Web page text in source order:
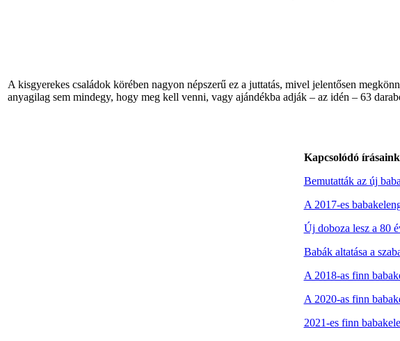
A kisgyerekes családok körében nagyon népszerű ez a juttatás, mivel jelentősen
anyagilag sem mindegy, hogy meg kell venni, vagy ajándékba adják ‒ az idén ‒ 63
Kapcsolódó
Bemutatták az új
A 2017-es
Új doboza lesz a 80
Babák altatása a
A 2018-as finn
A 2020-as finn
2021-es finn